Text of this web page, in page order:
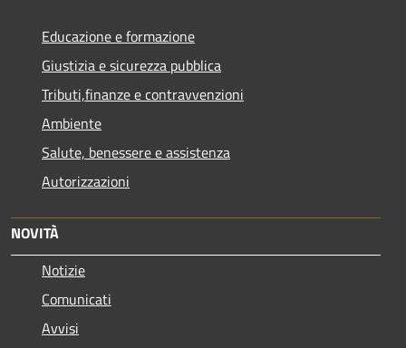
Educazione e formazione
Giustizia e sicurezza pubblica
Tributi,finanze e contravvenzioni
Ambiente
Salute, benessere e assistenza
Autorizzazioni
NOVITÀ
Notizie
Comunicati
Avvisi